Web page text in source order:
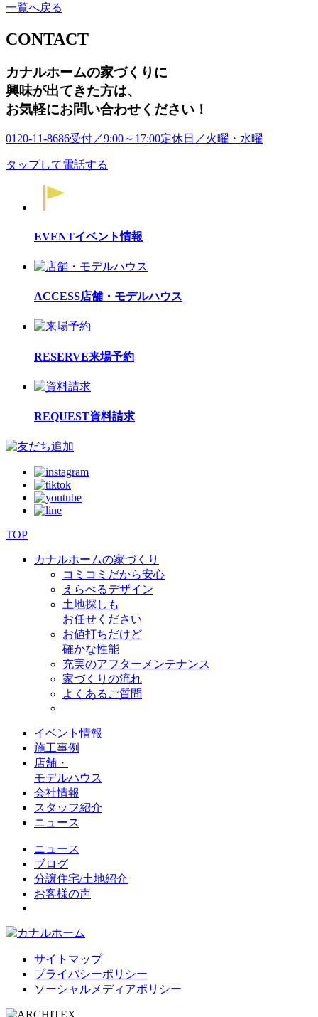
一覧へ戻る
CONTACT
カナルホームの家づくりに
興味が出てきた方は、
お気軽にお問い合わせください！
0120-11-8686受付／9:00～17:00定休日／火曜・水曜
タップして電話する
EVENTイベント情報
ACCESS店舗・モデルハウス
RESERVE来場予約
REQUEST資料請求
TOP
カナルホームの家づくり
コミコミだから安心
えらべるデザイン
土地探しも
お任せください
お値打ちだけど
確かな性能
充実のアフターメンテナンス
家づくりの流れ
よくあるご質問
イベント情報
施工事例
店舗・
モデルハウス
会社情報
スタッフ紹介
ニュース
ニュース
ブログ
分譲住宅/土地紹介
お客様の声
サイトマップ
プライバシーポリシー
ソーシャルメディアポリシー